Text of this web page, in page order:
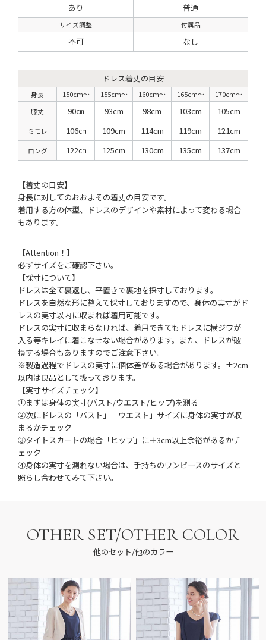
あり 普通
サイズ調整 付属品
不可 なし
ドレス着丈の目安
身長 150cm〜 155cm〜 160cm〜 165cm〜
170cm〜
膝丈
90㎝ 93cm 98cm 103cm 105cm
ミモレ 106㎝ 109cm 114cm 119cm 121cm
ロング 122㎝ 125cm 130cm 135cm 137cm
【着丈の目安】
身長に対してのおおよその着丈の目安です。
着用する方の体型、ドレスのデザインや素材によって変わる場合
もあります。
【Attention！】
必ずサイズをご確認下さい。
【採寸について】
ドレスは全て裏返し、平置きで裏地を採寸しております。
ドレスを自然な形に整えて採寸しておりますので、身体の実寸がド
レスの実寸以内に収まれば着用可能です。
ドレスの実寸に収まらなければ、着用できてもドレスに横ジワが
入る等キレイに着こなせない場合があります。また、ドレスが破
損する場合もありますのでご注意下さい。
※製造過程でドレスの実寸に個体差がある場合があります。±2cm
以内は良品として扱っております。
【実寸サイズチェック】
①まずは身体の実寸(バスト/ウエスト/ヒップ)を測る
②次にドレスの「バスト」「ウエスト」サイズに身体の実寸が収
まるかチェック
③タイトスカートの場合「ヒップ」に＋3cm以上余裕があるかチ
ェック
④身体の実寸を測れない場合は、手持ちのワンピースのサイズと
照らし合わせてみて下さい。
OTHER SET/OTHER COLOR
他のセット/他のカラー